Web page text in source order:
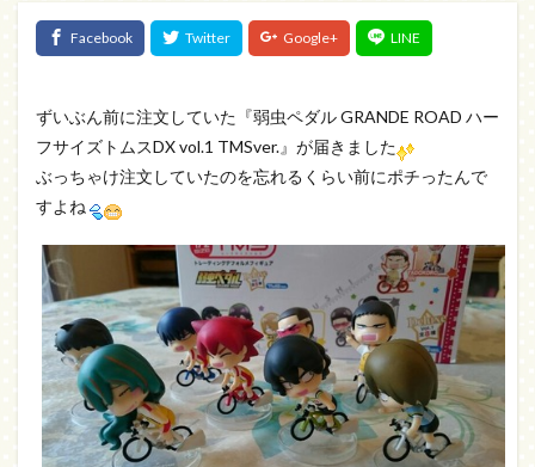
ずいぶん前に注文していた『弱虫ペダル GRANDE ROAD ハー
フサイズトムスDX vol.1 TMSver.』が届きました
ぶっちゃけ注文していたのを忘れるくらい前にポチったんで
すよね